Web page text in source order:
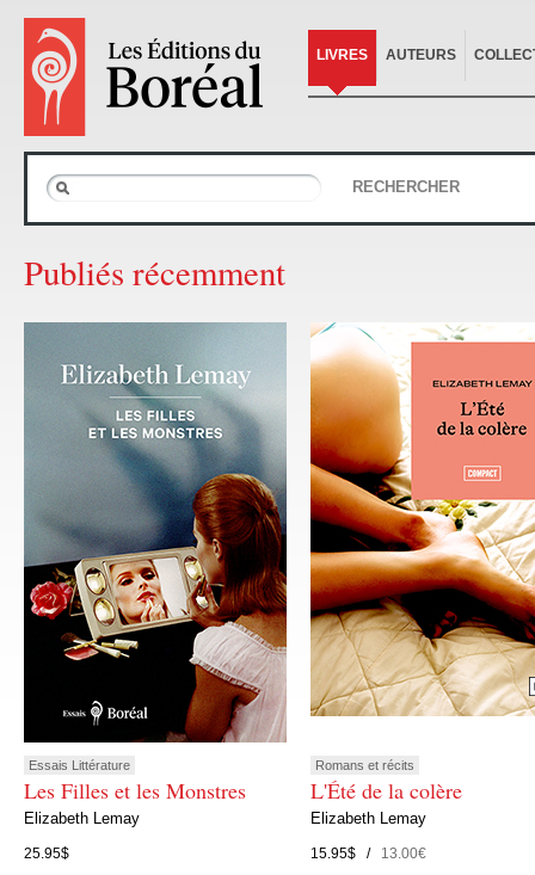
LIVRES AUTEURS
RECHERCHER
Publiés récemment
Essais Littérature
Les Filles et les Monstres
Elizabeth Lemay
25.95$
Romans et récits
L'Été de la colère
Elizabeth Lemay
15.95$ /13.00€